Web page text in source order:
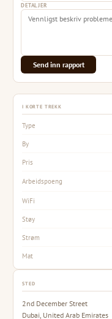
DETALJER
Send inn rapport
I KORTE TREKK
Type
By
Pris
Arbeidspoeng
WiFi
Støy
Strøm
Mat
STED
2nd December Street
Dubai, United Arab Emirates